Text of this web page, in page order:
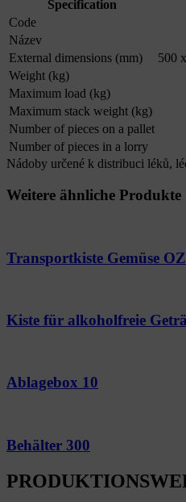
Specification
Code
Název
External dimensions (mm)
500
Weight (kg)
Maximum load (kg)
Maximum stack weight (kg)
Number of pieces on a pallet
Number of pieces in a lorry
Nádoby určené k distribuci léků,
Weitere ähnliche Produkte
Transportkiste Gemüse
Kiste für alkoholfreie
Ablagebox 10
Behälter 300